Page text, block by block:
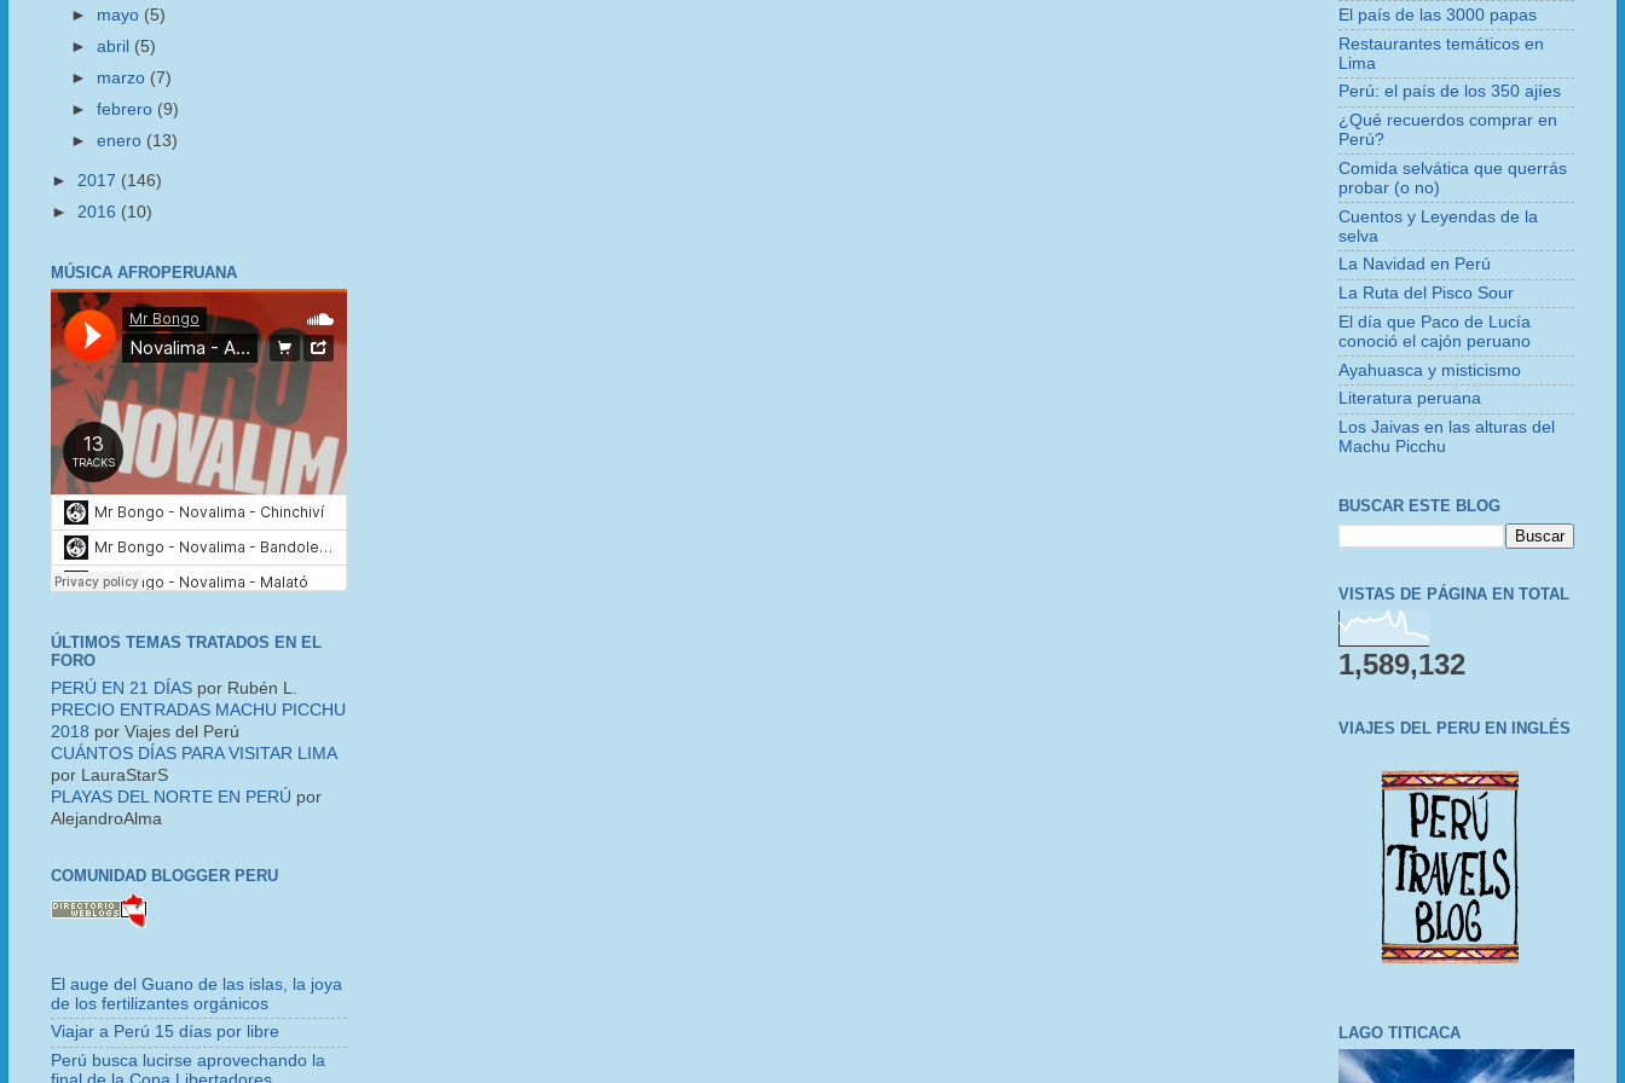
► mayo (5)
►abril (5)
► marzo (7)
►febrero (9)
►enero (13)
► 2017 (146)
► 2016 (10)
MÚSICA AFROPERUANA
ÚLTIMOS TEMAS TRATADOS EN EL
FORO
PERÚ EN 21 DÍAS por Rubén L.
PRECIO ENTRADAS MACHU PICCHU
2018 por Viajes del Perú
CUÁNTOS DÍAS PARA VISITAR LIMA
por LauraStarS
PLAYAS DEL NORTE EN PERÚ por
AlejandroAlma
COMUNIDAD BLOGGER PERU
El auge del Guano de las islas, la joya
de los fertilizantes orgánicos
Viajar a Perú 15 días por libre
Perú busca lucirse aprovechando la
El país de las 3000 papas
Restaurantes temáticos en
Lima
Perú: el país de los 350 ajíes
¿Qué recuerdos comprar en
Perú?
Comida selvática que querrás
probar (o no)
Cuentos y Leyendas de la
selva
La Navidad en Perú
La Ruta del Pisco Sour
El día que Paco de Lucía
conoció el cajón peruano
Ayahuasca y misticismo
Literatura peruana
Los Jaivas en las alturas del
Machu Picchu
BUSCAR ESTE BLOG
VISTAS DE PÁGINA EN TOTAL
1,589,132
VIAJES DEL PERU EN INGLÉS
LAGO TITICACA